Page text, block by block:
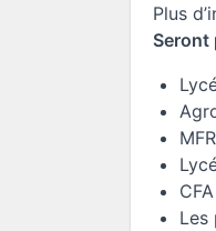
Plus
Seront
Les